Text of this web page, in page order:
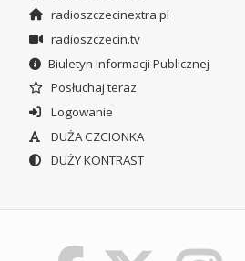
radioszczecinextra.pl
radioszczecin.tv
Biuletyn Informacji Publicznej
Posłuchaj teraz
Logowanie
DUŻA CZCIONKA
DUŻY KONTRAST